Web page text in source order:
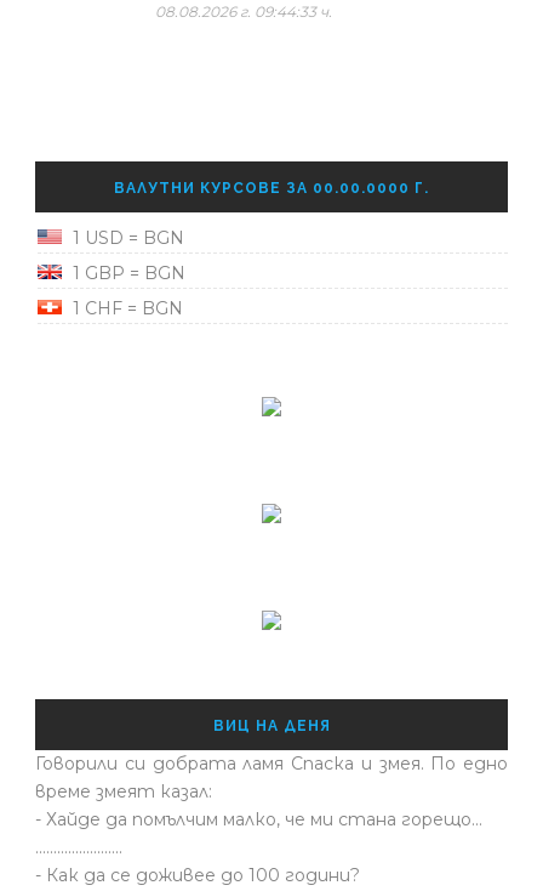
08.08.2026 г. 09:44:33 ч.
ВАЛУТНИ КУРСОВЕ ЗА 00.00.0000 Г.
1 USD = BGN
1 GBP = BGN
1 CHF = BGN
ВИЦ НА ДЕНЯ
Говорили си добрата ламя Спаска и змея. По едно
време змеят казал:
- Хайде да помълчим малко, че ми стана горещо...
........................
- Как да се доживее до 100 години?